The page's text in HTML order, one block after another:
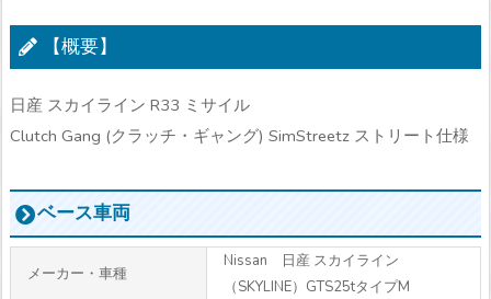
【概要】
日産 スカイライン R33 ミサイル
Clutch Gang (クラッチ・ギャング) SimStreetz ストリート仕様
ベース車両
メーカー・車種
Nissan 日産 スカイライン
（SKYLINE）GTS25tタイプM